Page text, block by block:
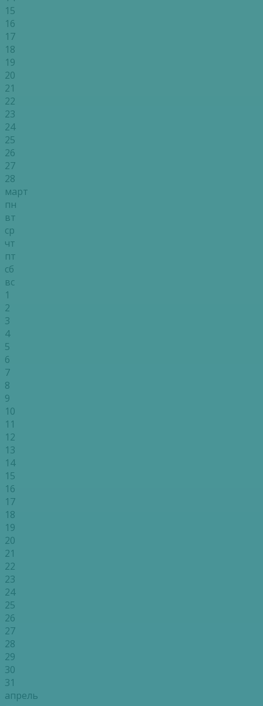
15
16
17
18
19
20
21
22
23
24
25
26
27
28
март
пн
вт
ср
чт
пт
сб
вс
1
2
3
4
5
6
7
8
9
10
11
12
13
14
15
16
17
18
19
20
21
22
23
24
25
26
27
28
29
30
31
апрель